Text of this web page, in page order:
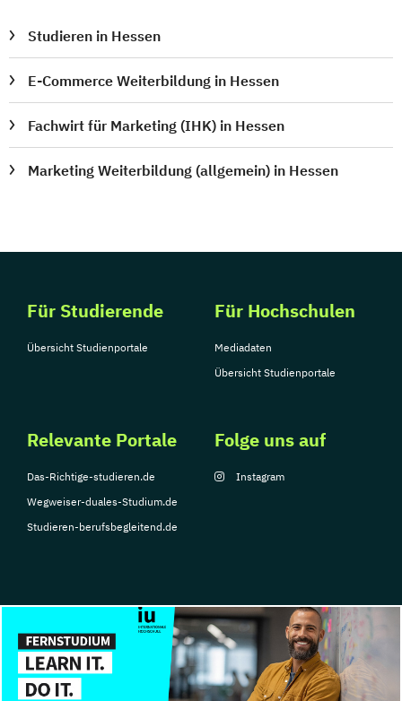
Studieren in Hessen
E-Commerce Weiterbildung in Hessen
Fachwirt für Marketing (IHK) in Hessen
Marketing Weiterbildung (allgemein) in Hessen
Für Studierende
Übersicht Studienportale
Für Hochschulen
Mediadaten
Übersicht Studienportale
Relevante Portale
Das-Richtige-studieren.de
Wegweiser-duales-Studium.de
Studieren-berufsbegleitend.de
Folge uns auf
Instagram
© Copyright 2026, TarGroup Media GmbH
Impressum
Datenschutzerklärung Nutzungsbedingungen